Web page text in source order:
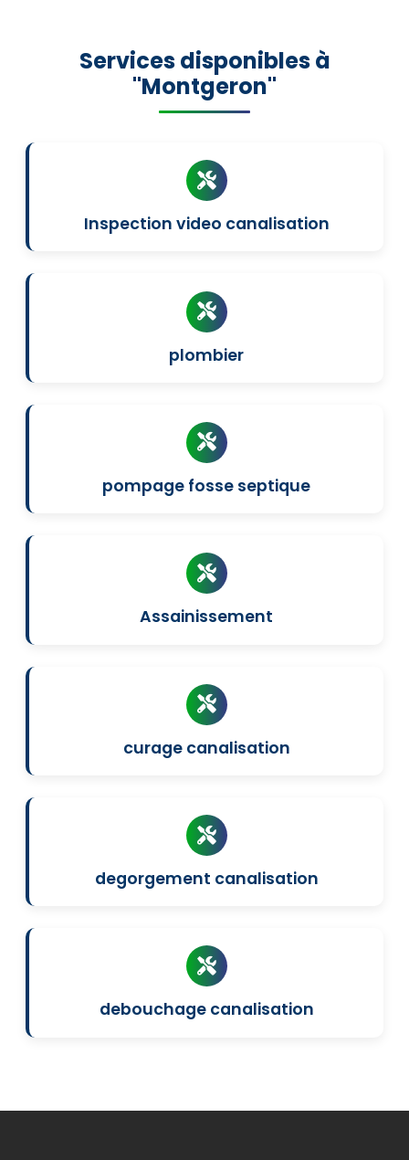
Services disponibles à
"Montgeron"
Inspection video canalisation
plombier
pompage fosse septique
Assainissement
curage canalisation
degorgement canalisation
debouchage canalisation